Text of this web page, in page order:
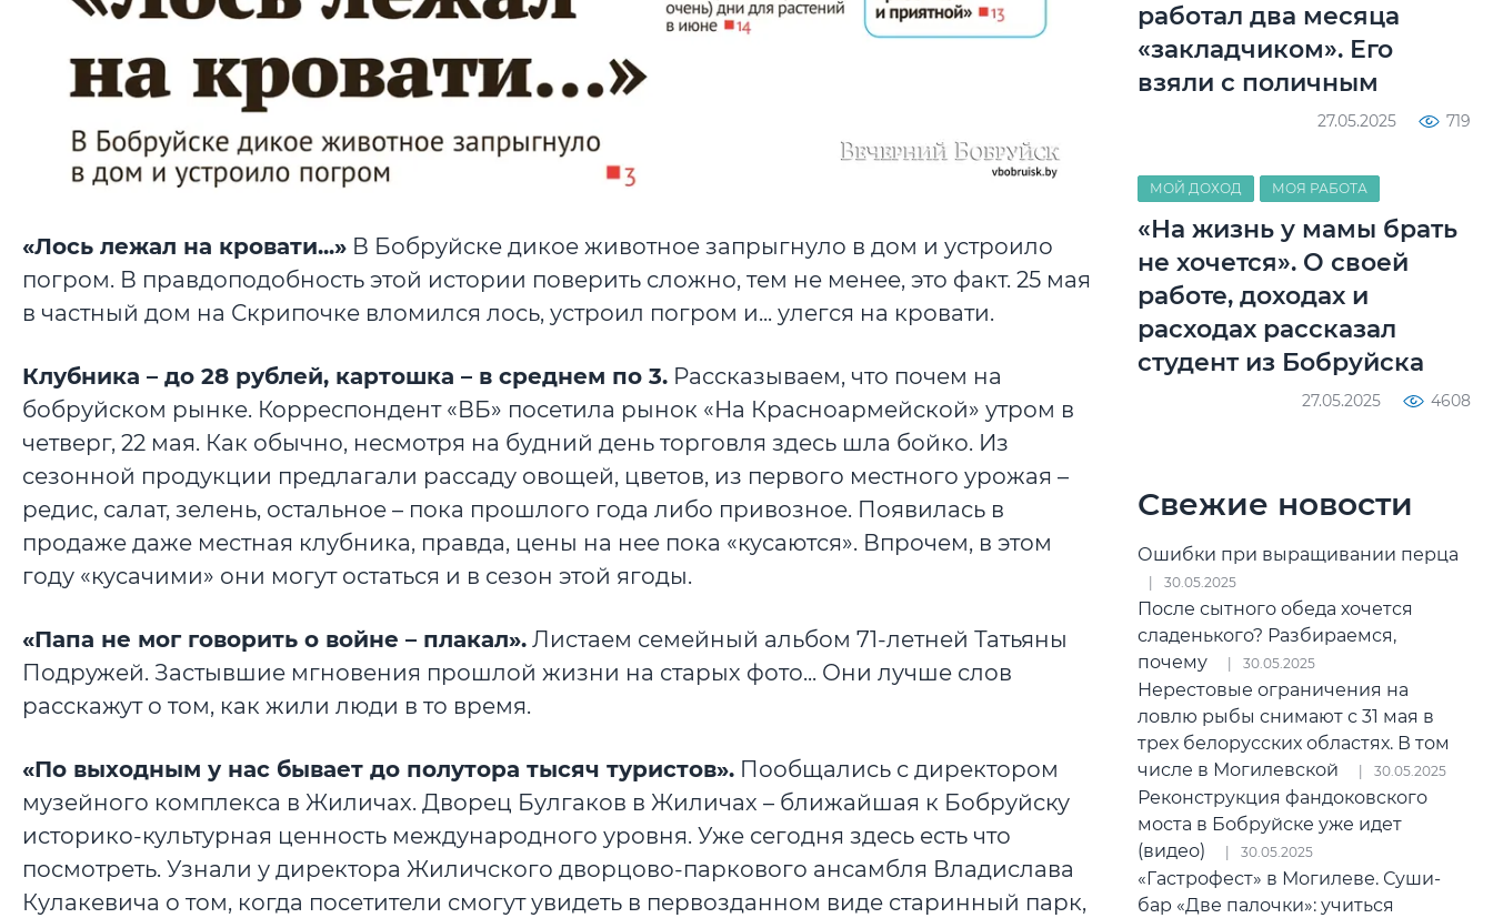
«Лось лежал на кровати...» В Бобруйске дикое животное запрыгнуло в дом и устроило
погром. В правдоподобность этой истории поверить сложно, тем не менее, это факт. 25 мая
в частный дом на Скрипочке вломился лось, устроил погром и... улегся на кровати.
Клубника – до 28 рублей, картошка – в среднем по 3. Рассказываем, что почем на
бобруйском рынке. Корреспондент «ВБ» посетила рынок «На Красноармейской» утром в
четверг, 22 мая. Как обычно, несмотря на будний день торговля здесь шла бойко. Из
сезонной продукции предлагали рассаду овощей, цветов, из первого местного урожая –
редис, салат, зелень, остальное – пока прошлого года либо привозное. Появилась в
продаже даже местная клубника, правда, цены на нее пока «кусаются». Впрочем, в этом
году «кусачими» они могут остаться и в сезон этой ягоды.
«Папа не мог говорить о войне – плакал». Листаем семейный альбом 71-летней Татьяны
Подружей. Застывшие мгновения прошлой жизни на старых фото... Они лучше слов
расскажут о том, как жили люди в то время.
«По выходным у нас бывает до полутора тысяч туристов». Пообщались с директором
музейного комплекса в Жиличах. Дворец Булгаков в Жиличах – ближайшая к Бобруйску
историко-культурная ценность международного уровня. Уже сегодня здесь есть что
посмотреть. Узнали у директора Жиличского дворцово-паркового ансамбля Владислава
Кулакевича о том, когда посетители смогут увидеть в первозданном виде старинный парк,
работал два месяца
«закладчиком». Его
взяли с поличным
27.05.2025 719
МОЙ ДОХОД МОЯ РАБОТА
«На жизнь у мамы брать
не хочется». О своей
работе, доходах и
расходах рассказал
студент из Бобруйска
27.05.2025 4608
Свежие новости
Ошибки при выращивании перца
30.05.2025
После сытного обеда хочется
сладенького? Разбираемся,
почему
30.05.2025
Нерестовые ограничения на
ловлю рыбы снимают с 31 мая в
трех белорусских областях. В том
числе в Могилевской
30.05.2025
Реконструкция фандоковского
моста в Бобруйске уже идет
(видео)
30.05.2025
«Гастрофест» в Могилеве. Суши-
бар «Две палочки»: учиться